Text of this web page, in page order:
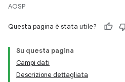
AOSP
Questa pagina è stata utile?
Su questa pagina
Campi dati
Descrizione dettagliata